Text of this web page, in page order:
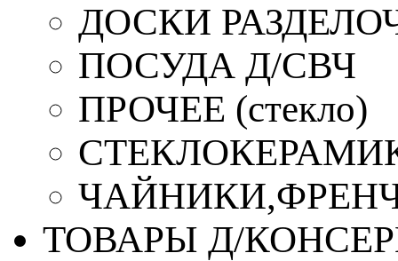
ДОСКИ
ПОСУДА Д/СВЧ
ПРОЧЕЕ (стекло)
ТОВАРЫ Д/